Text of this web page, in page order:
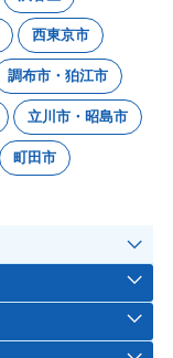
西東京市
調布市・狛江市
立川市・昭島市
町田市